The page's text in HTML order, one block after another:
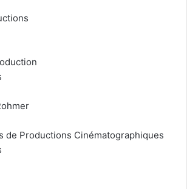
de Productions Cinématographiques